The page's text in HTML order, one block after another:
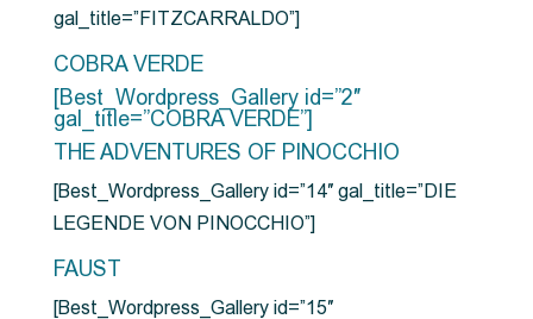
gal_title=”FITZCARRALDO”]
COBRA VERDE
[Best_Wordpress_Gallery id=”2″
gal_title=”COBRA VERDE”]
THE ADVENTURES OF PINOCCHIO
[Best_Wordpress_Gallery id=”14″ gal_title=”DIE
LEGENDE VON PINOCCHIO”]
FAUST
[Best_Wordpress_Gallery id=”15″